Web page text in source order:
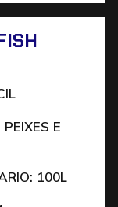
E
100L